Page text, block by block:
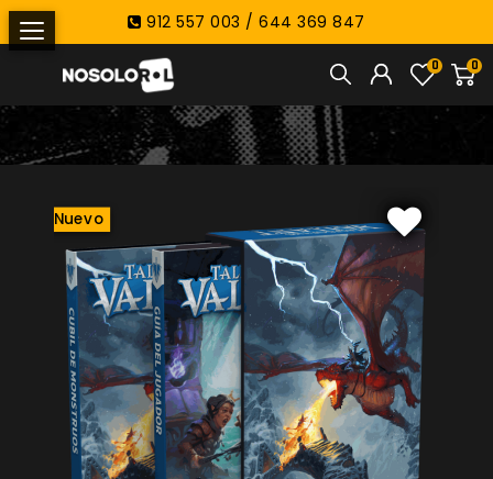
912 557 003 / 644 369 847
0
0
Nuevo